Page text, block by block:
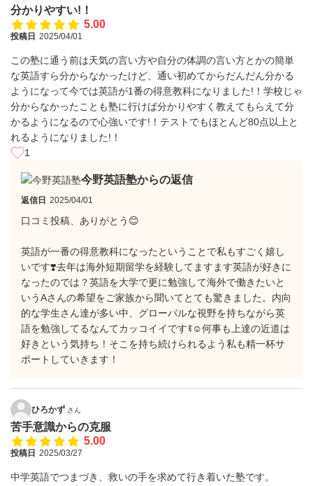
分かりやすい!！
5.00
投稿日 2025/04/01
この塾に通う前は天気の言い方や自分の体調の言い方とかの簡単
な英語すら分からなかったけど、通い初めてからだんだん分かる
ようになって今では英語が1番の得意教科になりました!！学校じゃ
分からなかったことも塾に行けば分かりやすく教えてもらえて分
かるようになるので心強いです!！テストでもほとんど80点以上と
れるようになりました!！
1
今野英語塾からの返信
返信日 2025/04/01
口コミ投稿、ありがとう😊
英語が一番の得意教科になったということで私もすごく嬉し
いです❣️去年は海外短期留学を経験してますます英語が好きに
なったのでは？英語を大学で更に勉強して海外で働きたいと
いうAさんの希望をご家族から聞いてとても驚きました。内向
的な学生さん達が多い中、グローバルな視野を持ちながら英
語を勉強してるなんてカッコイイですꉂ☺️何事も上達の近道は
好きという気持ち！そこを持ち続けられるよう私も精一杯サ
ポートしていきます！
ひろかず さん
苦手意識からの克服
5.00
投稿日 2025/03/27
中学英語でつまづき、救いの手を求めて行き着いた塾です。